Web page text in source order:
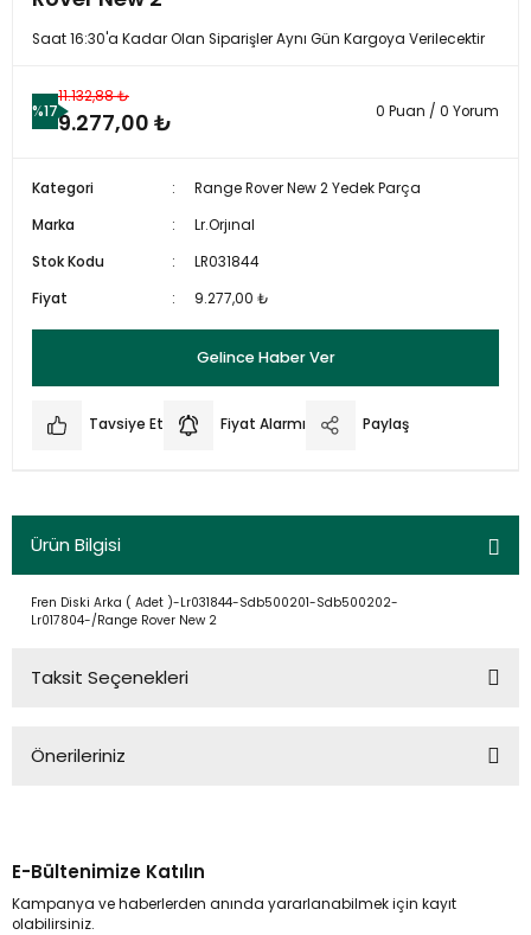
Saat 16:30'a Kadar Olan Siparişler Aynı Gün Kargoya Verilecektir
%17
11.132,88 ₺
9.277,00 ₺ 0 Puan / 0 Yorum
Kategori
Range Rover New 2 Yedek Parça
Marka
Lr.Orjınal
Stok Kodu
LR031844
Fiyat
9.277,00 ₺
Gelince Haber Ver
Tavsiye Et Fiyat Alarmı Paylaş
Ürün Bilgisi
Fren Diski Arka ( Adet )-Lr031844-Sdb500201-Sdb500202-
Lr017804-/Range Rover New 2
Taksit Seçenekleri
Önerileriniz
kullanarak tarafımıza iletebilirsiniz.
Görüş ve önerileriniz için teşekkür ederiz.
E-Bültenimize Katılın
Kampanya ve haberlerden anında yararlanabilmek için kayıt
olabilirsiniz.